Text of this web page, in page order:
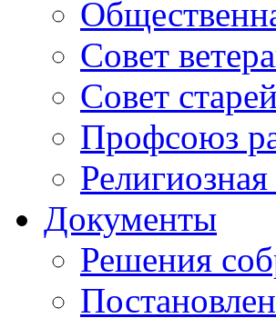
Совет
Совет
Профсоюз
Документы
Решения